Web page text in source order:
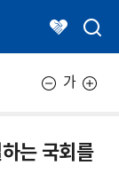
가
는 국회를